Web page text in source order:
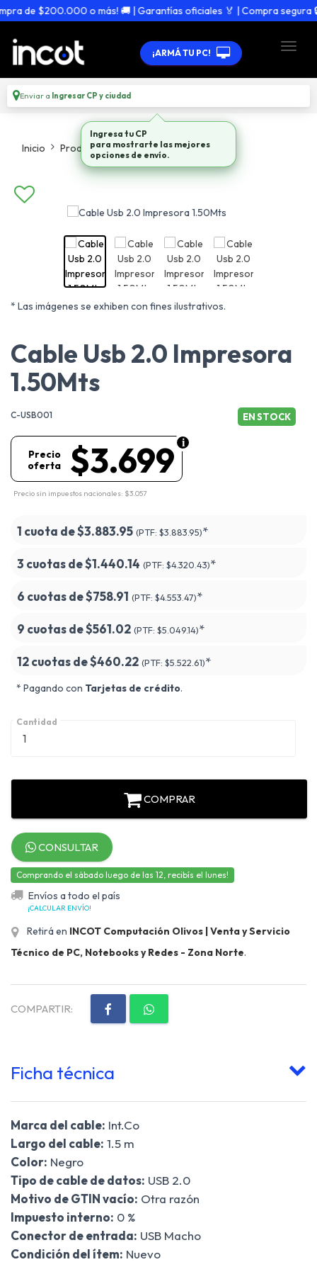
de $200.000 o más! 🚚 | Garantías oficiales 🏅 | Compra segura 🔒
¡ARMÁ TU PC!
Enviar a Ingresar CP y ciudad
Inicio Productos Cables
* Las imágenes se exhiben con fines ilustrativos.
Cable Usb 2.0 Impresora
1.50Mts
C-USB001 EN STOCK
$3.699
Precio
oferta
Precio sin impuestos nacionales: $3.057
1 cuota de$3.883.95 (PTF: $3.883.95)*
3 cuotas de$1.440.14 (PTF: $4.320.43)*
6 cuotas de$758.91 (PTF: $4.553.47)*
9 cuotas de$561.02 (PTF: $5.049.14)*
12 cuotas de$460.22 (PTF: $5.522.61)*
* Pagando con Tarjetas de crédito.
Cantidad
COMPRAR
CONSULTAR
Comprando el sábado luego de las 12, recibís el lunes!
Envíos a todo el país
¡CALCULAR ENVÍO!
Retirá en INCOT Computación Olivos | Venta y Servicio
Técnico de PC, Notebooks y Redes - Zona Norte.
COMPARTIR:
Ficha técnica
Marca del cable: Int.Co
Largo del cable: 1.5 m
Color: Negro
Tipo de cable de datos: USB 2.0
Motivo de GTIN vacío: Otra razón
Impuesto interno: 0 %
Conector de entrada: USB Macho
Condición del ítem: Nuevo
Ingresa tu CP
para mostrarte las mejores
opciones de envío.